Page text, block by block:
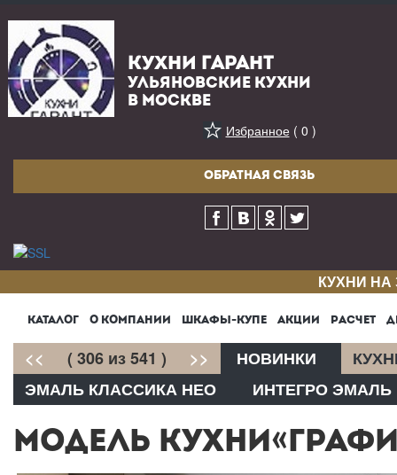
КУХНИ ГАРАНТ
УЛЬЯНОВСКИЕ КУХНИ
В МОСКВЕ
Избранное( 0 )
ОБРАТНАЯ СВЯЗЬ
КУХНИ
КАТАЛОГ О КОМПАНИИ ШКАФЫ-КУПЕ АКЦИИ РАСЧЕТ
<< ( 306 из 541 ) >> НОВИНКИ
ЭМАЛЬ КЛАССИКА НЕО
ИНТЕГРО ЭМАЛЬ
МОДЕЛЬ